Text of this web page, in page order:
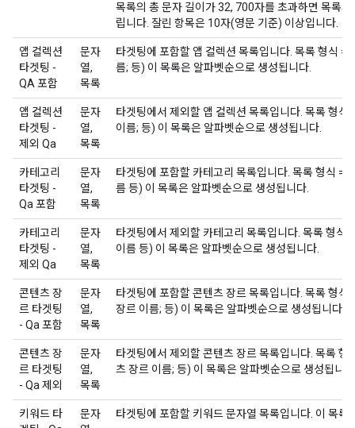
목록의 총 문자 길이가 32, 700자를 초과하면 목록
립니다. 잘린 항목은 10자(영문 기준) 이상입니다.
앱 컬렉션
타겟팅 -
QA 포함
문자
열,
목록
타겟팅에 포함할 앱 컬렉션 목록입니다. 목록 형식 =
름; 등) 이 목록은 알파벳순으로 생성됩니다.
앱 컬렉션
타겟팅 -
제외 Qa
문자
열,
목록
타겟팅에서 제외할 앱 컬렉션 목록입니다. 목록 형식
이름; 등) 이 목록은 알파벳순으로 생성됩니다.
카테고리
타겟팅 -
Qa 포함
문자
열,
목록
타겟팅에 포함할 카테고리 목록입니다. 목록 형식 =
름 등) 이 목록은 알파벳순으로 생성됩니다.
카테고리
타겟팅 -
제외 Qa
문자
열,
목록
타겟팅에서 제외할 카테고리 목록입니다. 목록 형식
이름 등) 이 목록은 알파벳순으로 생성됩니다.
콘텐츠 장
르 타겟팅
- Qa 포함
문자
열,
목록
타겟팅에 포함할 콘텐츠 장르 목록입니다. 목록 형식
장르 이름; 등) 이 목록은 알파벳순으로 생성됩니다.
콘텐츠 장
르 타겟팅
- Qa 제외
문자
열,
목록
타겟팅에서 제외할 콘텐츠 장르 목록입니다. 목록 형
츠 장르 이름; 등) 이 목록은 알파벳순으로 생성됩니
키워드 타
문자
타겟팅에 포함할 키워드 문자열 목록입니다. 이 목록